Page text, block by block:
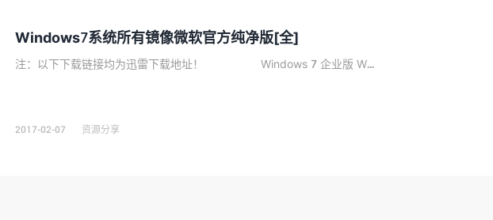
Windows7系统所有镜像微软官方纯净版[全]
注：以下下载链接均为迅雷下载地址！ Windows 7 企业版 W...
2017-02-07 资源分享
WordPress正版Tutor LMS在线